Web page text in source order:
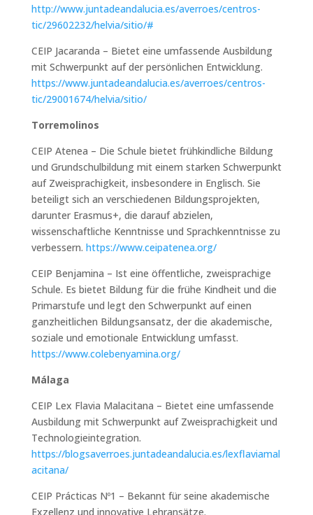
http://www.juntadeandalucia.es/averroes/centros-
tic/29602232/helvia/sitio/#
CEIP Jacaranda – Bietet eine umfassende Ausbildung
mit Schwerpunkt auf der persönlichen Entwicklung.
https://www.juntadeandalucia.es/averroes/centros-
tic/29001674/helvia/sitio/
Torremolinos
CEIP Atenea – Die Schule bietet frühkindliche Bildung
und Grundschulbildung mit einem starken Schwerpunkt
auf Zweisprachigkeit, insbesondere in Englisch. Sie
beteiligt sich an verschiedenen Bildungsprojekten,
darunter Erasmus+, die darauf abzielen,
wissenschaftliche Kenntnisse und Sprachkenntnisse zu
verbessern. https://www.ceipatenea.org/
CEIP Benjamina – Ist eine öffentliche, zweisprachige
Schule. Es bietet Bildung für die frühe Kindheit und die
Primarstufe und legt den Schwerpunkt auf einen
ganzheitlichen Bildungsansatz, der die akademische,
soziale und emotionale Entwicklung umfasst.
https://www.colebenyamina.org/
Málaga
CEIP Lex Flavia Malacitana – Bietet eine umfassende
Ausbildung mit Schwerpunkt auf Zweisprachigkeit und
Technologieintegration.
https://blogsaverroes.juntadeandalucia.es/lexflaviamal
acitana/
CEIP Prácticas Nº1 – Bekannt für seine akademische
Exzellenz und innovative Lehransätze.